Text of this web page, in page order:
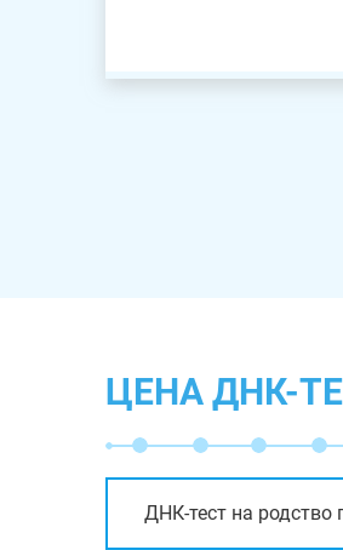
ЦЕНА ДНК-
ДНК-тест на родство